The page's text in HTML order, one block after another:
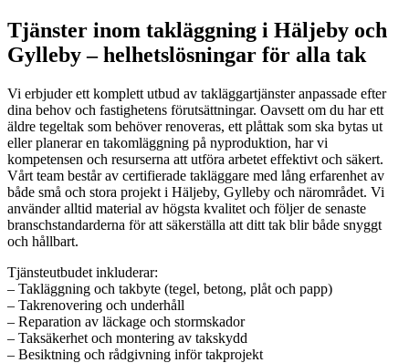
Tjänster inom takläggning i Häljeby och
Gylleby – helhetslösningar för alla tak
Vi erbjuder ett komplett utbud av takläggartjänster anpassade efter
dina behov och fastighetens förutsättningar. Oavsett om du har ett
äldre tegeltak som behöver renoveras, ett plåttak som ska bytas ut
eller planerar en takomläggning på nyproduktion, har vi
kompetensen och resurserna att utföra arbetet effektivt och säkert.
Vårt team består av certifierade takläggare med lång erfarenhet av
både små och stora projekt i Häljeby, Gylleby och närområdet. Vi
använder alltid material av högsta kvalitet och följer de senaste
branschstandarderna för att säkerställa att ditt tak blir både snyggt
och hållbart.
Tjänsteutbudet inkluderar:
– Takläggning och takbyte (tegel, betong, plåt och papp)
– Takrenovering och underhåll
– Reparation av läckage och stormskador
– Taksäkerhet och montering av takskydd
– Besiktning och rådgivning inför takprojekt